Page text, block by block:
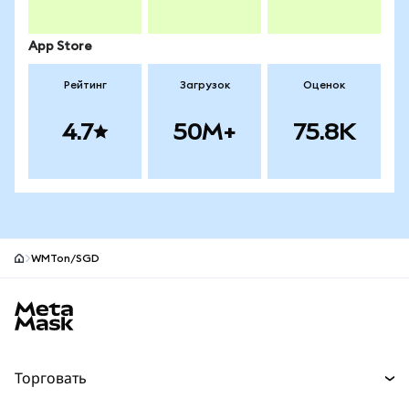
App Store
Рейтинг
4.7
Загрузок
50M+
Оценок
75.8K
WMTon/SGD
Торговать